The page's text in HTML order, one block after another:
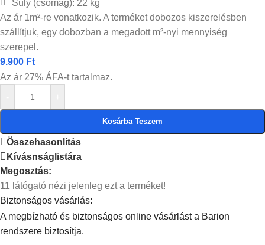
Súly (csomag): 22 kg
Az ár 1m²-re vonatkozik. A terméket dobozos kiszerelésben
szállítjuk, egy dobozban a megadott m²-nyi mennyiség
szerepel.
9.900 Ft
Az ár 27% ÁFA-t tartalmaz.
Kosárba Teszem
Összehasonlítás
Kívásnságlistára
Megosztás:
11 látógató nézi jelenleg ezt a terméket!
Biztonságos vásárlás:
A megbízható és biztonságos online vásárlást a Barion
rendszere biztosítja.